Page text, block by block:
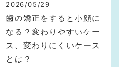
2026/05/29
歯の矯正をすると小顔に
なる？変わりやすいケー
ス、変わりにくいケース
とは？